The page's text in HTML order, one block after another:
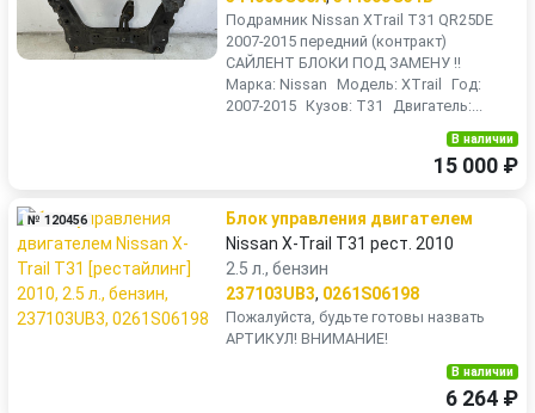
Подрамник Nissan XTrail T31 QR25DE
2007-2015 передний (контракт)
САЙЛЕНТ БЛОКИ ПОД ЗАМЕНУ !!
Марка: Nissan Модель: XTrail Год:
2007-2015 Кузов: T31 Двигатель:...
В наличии
15 000 ₽
№ 120456
Блок управления двигателем
Nissan X-Trail T31 рест. 2010
2.5 л., бензин
237103UB3, 0261S06198
Пожалуйста, будьте готовы назвать
АРТИКУЛ! ВНИМАНИЕ!
В наличии
6 264 ₽